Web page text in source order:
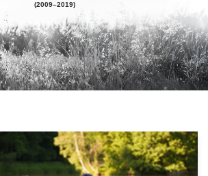
(2009–2019)